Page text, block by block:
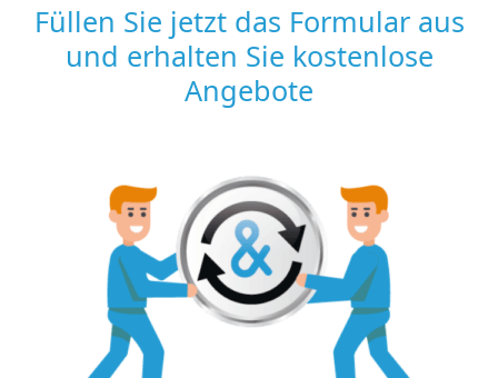
Füllen Sie jetzt das Formular aus
und erhalten Sie kostenlose
Angebote